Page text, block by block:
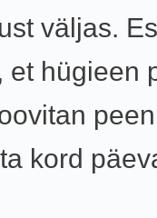
väljas.
et hügieen
kord